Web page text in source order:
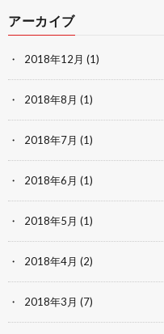
アーカイブ
2018年12月 (1)
2018年8月 (1)
2018年7月 (1)
2018年6月 (1)
2018年5月 (1)
2018年4月 (2)
2018年3月 (7)